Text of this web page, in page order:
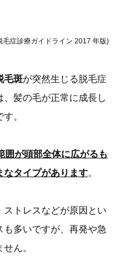
症診療ガイドライン 2017 年版)
毛斑が突然生じる脱毛症
髪の毛が正常に成長し
。
囲が頭部全体に広がるも
なタイプがあります。
ストレスなどが原因とい
多いですが、再発や急
ん。